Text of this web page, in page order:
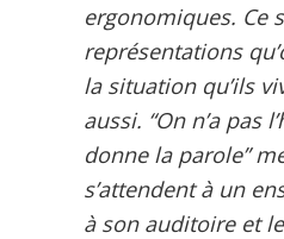
ergonomiques. Ce
représentations
la situation qu’ils
aussi. “On n’a pas
donne la parole”
s’attendent à un
à son auditoire et